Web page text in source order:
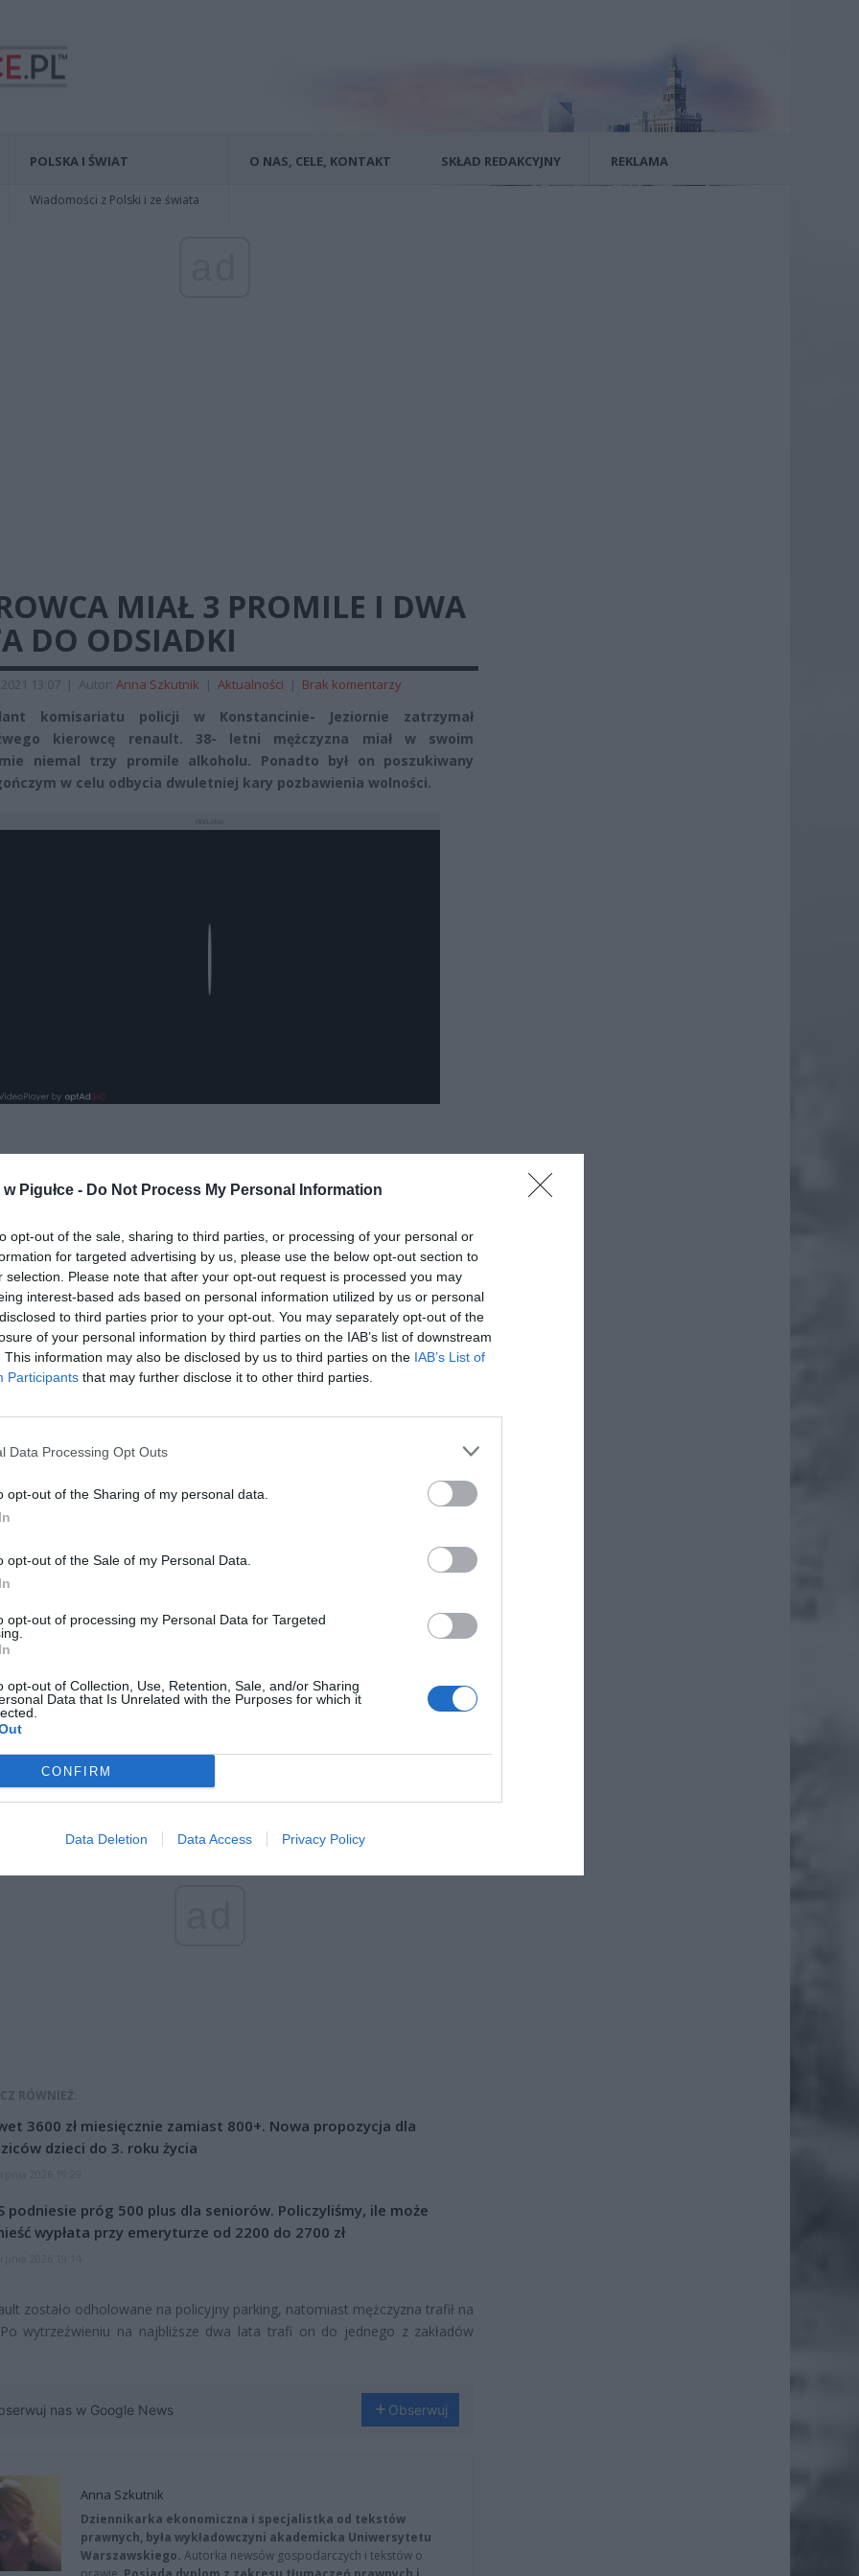
Pigułce - Do Not Process My Personal Information
opt-out of the sale, sharing to third parties, or processing of your personal or
for targeted advertising by us, please use the below opt-out section to
selection. Please note that after your opt-out request is processed you may
interest-based ads based on personal information utilized by us or personal
to third parties prior to your opt-out. You may separately opt-out of the
of your personal information by third parties on the IAB’s list of downstream
This information may also be disclosed by us to third parties on the IAB’s List of
Participants that may further disclose it to other third parties.
Data Processing Opt Outs
opt-out of the Sharing of my personal data.
opt-out of the Sale of my Personal Data.
opt-out of processing my Personal Data for Targeted
opt-out of Collection, Use, Retention, Sale, and/or Sharing
Data that Is Unrelated with the Purposes for which it
CONFIRM
Data Deletion Data Access Privacy Policy
POLSKA I ŚWIAT
Wiadomości z Polski i ze świata
O NAS, CELE, KONTAKT SKŁAD REDAKCYJNY REKLAMA
MIAŁ 3 PROMILE I DWA
DO ODSIADKI
13:07 | Autor: Anna Szkutnik | Aktualności | Brak komentarzy
komisariatu policji w Konstancinie- Jeziornie zatrzymał
kierowcę renault. 38- letni mężczyzna miał w swoim
niemal trzy promile alkoholu. Ponadto był on poszukiwany
w celu odbycia dwuletniej kary pozbawienia wolności.
nas do preferowanych źródeł w Google
nocnej służby kontrolnej komendant komisariatu w Konstancinie- Jeziornie,
Piaseczna zwrócił uwagę na kierowcę renault, który najwyraźniej miał
pojazd, i wezwał na miejsce policyjne wsparcie. Badanie wykazało, że 38-
Warszawy pojazd prowadził mając niemal trzy promile alkoholu, a
był on poszukiwany listem gończym.
RÓWNIEŻ:
3600 zł miesięcznie zamiast 800+. Nowa propozycja dla
dzieci do 3. roku życia
podniesie próg 500 plus dla seniorów. Policzyliśmy, ile może
wypłata przy emeryturze od 2200 do 2700 zł
zostało odholowane na policyjny parking, natomiast mężczyzna trafił na
Po wytrzeźwieniu na najbliższe dwa lata trafi on do jednego z zakładów
nas w Google News Obserwuj
Anna Szkutnik
Dziennikarka ekonomiczna i specjalistka od tekstów
prawnych, była wykładowczyni akademicka Uniwersytetu
Warszawskiego. Autorka newsów gospodarczych i tekstów o